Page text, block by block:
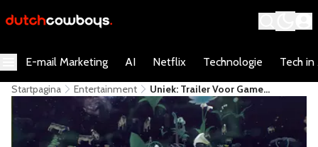
E-mail Marketing AI Netflix Technologie Tech in
Startpagina Entertainment
Uniek: Trailer Voor Game
Everything In De Running Voor
Een Oscar